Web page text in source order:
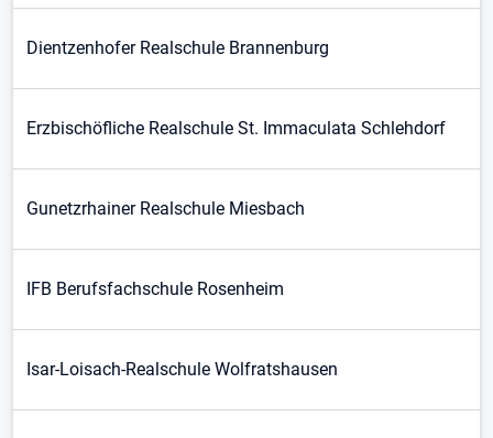
Dientzenhofer Realschule Brannenburg
Erzbischöfliche Realschule St. Immaculata Schlehdorf
Gunetzrhainer Realschule Miesbach
IFB Berufsfachschule Rosenheim
Isar-Loisach-Realschule Wolfratshausen